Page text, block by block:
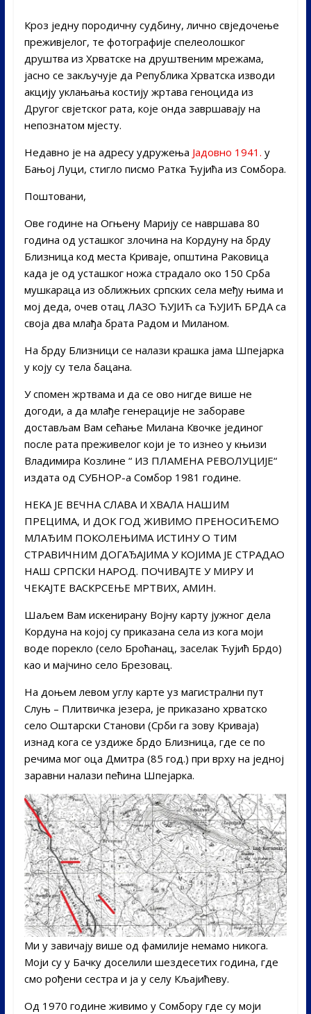
Кроз једну породичну судбину, лично свједочење
преживјелог, те фотографије спелеолошког
друштва из Хрватске на друштвеним мрежама,
јасно се закључује да Република Хрватска изводи
акцију уклањања костију жртава геноцида из
Другог свјетског рата, које онда завршавају на
непознатом мјесту.
Недавно је на адресу удружења Јадовно 1941. у
Бањој Луци, стигло писмо Ратка Ћујића из Сомбора.
Поштовани,
Ове године на Огњену Марију се навршава 80
година од усташког злочина на Кордуну на брду
Близница код места Криваје, општина Раковица
када је од усташког ножа страдало око 150 Срба
мушкараца из оближњих српских села међу њима и
мој деда, очев отац ЛАЗО ЋУЈИЋ са ЋУЈИЋ БРДА са
своја два млађа брата Радом и Миланом.
На брду Близници се налази крашка јама Шпејарка
у коју су тела бацана.
У спомен жртвама и да се ово нигде више не
догоди, а да млађе генерације не забораве
достављам Вам сећање Милана Квочке јединог
после рата преживелог који је то изнео у књизи
Владимира Козлине “ ИЗ ПЛАМЕНА РЕВОЛУЦИЈЕ“
издата од СУБНОР-а Сомбор 1981 године.
НЕКА ЈЕ ВЕЧНА СЛАВА И ХВАЛА НАШИМ
ПРЕЦИМА, И ДОК ГОД ЖИВИМО ПРЕНОСИЋЕМО
МЛАЂИМ ПОКОЛЕЊИМА ИСТИНУ О ТИМ
СТРАВИЧНИМ ДОГАЂАЈИМА У КОЈИМА ЈЕ СТРАДАО
НАШ СРПСКИ НАРОД. ПОЧИВАЈТЕ У МИРУ И
ЧЕКАЈТЕ ВАСКРСЕЊЕ МРТВИХ, АМИН.
Шаљем Вам искенирану Војну карту јужног дела
Кордуна на којој су приказана села из кога моји
воде порекло (село Броћанац, заселак Ћујић Брдо)
као и мајчино село Брезовац.
На доњем левом углу карте уз магистрални пут
Слуњ – Плитвичка језера, је приказано хрватско
село Оштарски Станови (Срби га зову Криваја)
изнад кога се уздиже брдо Близница, где се по
речима мог оца Дмитра (85 год.) при врху на једној
заравни налази пећина Шпејарка.
Ми у завичају више од фамилије немамо никога.
Моји су у Бачку доселили шездесетих година, где
смо рођени сестра и ја у селу Кљајићеву.
Од 1970 године живимо у Сомбору где су моји